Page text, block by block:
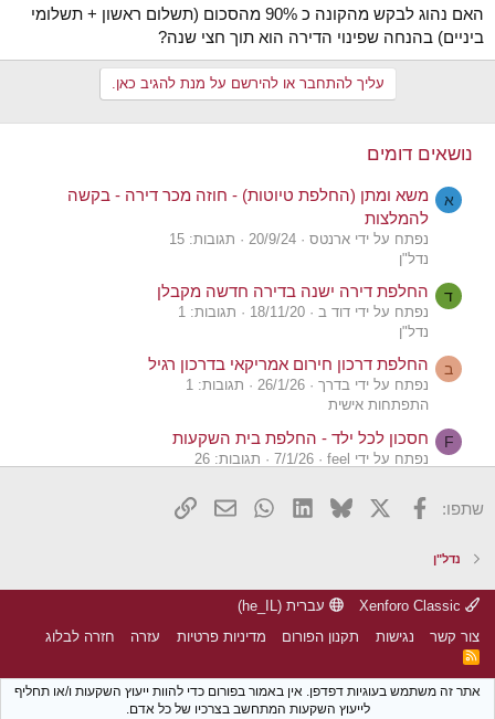
האם נהוג לבקש מהקונה כ 90% מהסכום (תשלום ראשון + תשלומי
ביניים) בהנחה שפינוי הדירה הוא תוך חצי שנה?
עליך להתחבר או להירשם על מנת להגיב כאן.
נושאים דומים
א
משא ומתן (החלפת טיוטות) - חוזה מכר דירה - בקשה
להמלצות
נפתח על ידי ארנטס 20/9/24
תגובות: 15
נדל"ן
ד החלפת דירה ישנה בדירה חדשה מקבלן
נפתח על ידי דוד ב 18/11/20
תגובות: 1
נדל"ן
ב החלפת דרכון חירום אמריקאי בדרכון רגיל
נפתח על ידי בדרך 26/1/26
תגובות: 1
התפתחות אישית
F חסכון לכל ילד - החלפת בית השקעות
נפתח על ידי feel 7/1/26
תגובות: 26
ל החלפת קרן מחקה
מ
נפתח על ידי מים שקטים 12/2/25
נפתח על ידי Moz1 22/1/25
תגובות: 17
נדל"ן
שתפו: פייסבוק
X
Bluesky
LinkedIn
WhatsApp
דואר אלקטרוני
הוסף קישור
נדל"ן
עברית (he_IL)
צור קשר
נגישות תקנון הפורום מדיניות פרטיות עזרה חזרה לבלוג
R
S
אתר זה משתמש בעוגיות דפדפן. אין באמור בפורום כדי להוות ייעוץ השקעות ו/או תחליף
לייעוץ השקעות המתחשב בצרכיו של כל אדם.